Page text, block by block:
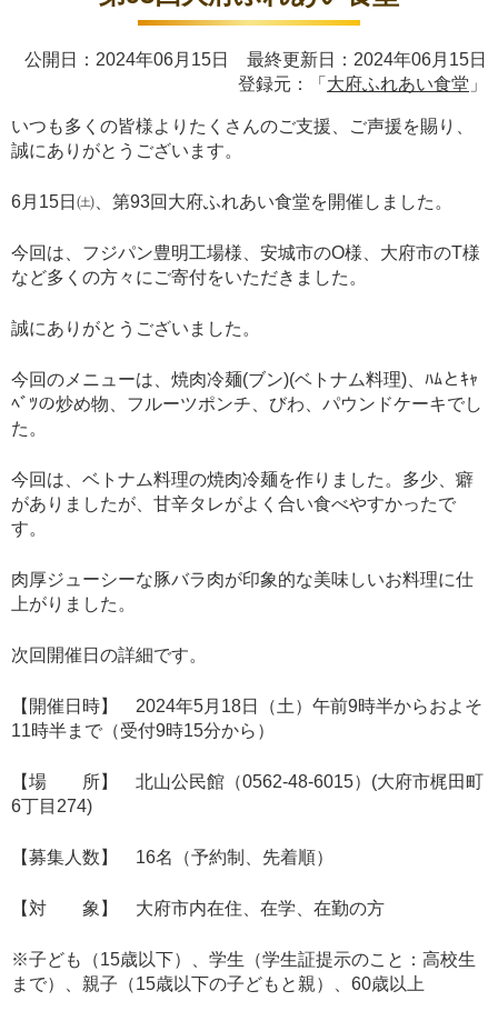
公開日：2024年06月15日 最終更新日：2024年06月15日
登録元：「 大府ふれあい食堂 」
いつも多くの皆様よりたくさんのご支援、ご声援を賜り、
誠にありがとうございます。
6月15日㈯、第93回大府ふれあい食堂を開催しました。
今回は、フジパン豊明工場様、安城市のO様、大府市のT様
など多くの方々にご寄付をいただきました。
誠にありがとうございました。
今回のメニューは、焼肉冷麺(ブン)(ベトナム料理)、ﾊﾑとｷｬ
ﾍﾞﾂの炒め物、フルーツポンチ、びわ、パウンドケーキでし
た。
今回は、ベトナム料理の焼肉冷麺を作りました。多少、癖
がありましたが、甘辛タレがよく合い食べやすかったで
す。
肉厚ジューシーな豚バラ肉が印象的な美味しいお料理に仕
上がりました。
次回開催日の詳細です。
【開催日時】 2024年5月18日（土）午前9時半からおよそ
11時半まで（受付9時15分から）
【場 所】 北山公民館（0562-48-6015）(大府市梶田町
6丁目274)
【募集人数】 16名（予約制、先着順）
【対 象】 大府市内在住、在学、在勤の方
※子ども（15歳以下）、学生（学生証提示のこと：高校生
まで）、親子（15歳以下の子どもと親）、60歳以上